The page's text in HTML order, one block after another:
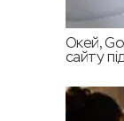
Окей,
сайту